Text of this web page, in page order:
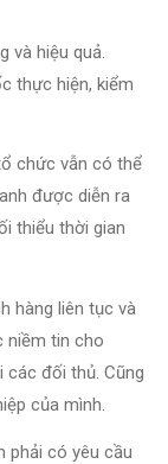
hiệu quả.
thực hiện, kiểm
chức vẫn có thể
được diễn ra
thiểu thời gian
hàng liên tục và
niềm tin cho
các đối thủ. Cũng
của mình.
phải có yêu cầu